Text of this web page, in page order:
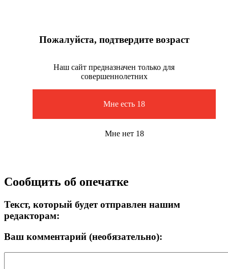
Пожалуйста, подтвердите возраст
Наш сайт предназначен только для
совершеннолетних
Мне есть 18
Мне нет 18
Сообщить об опечатке
Текст, который будет отправлен нашим
редакторам:
Ваш комментарий (необязательно):